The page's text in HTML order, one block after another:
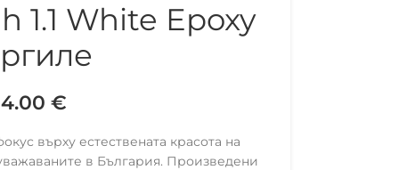
1.1 White Epoxy
€
върху естествената красота на
в България. Произведени